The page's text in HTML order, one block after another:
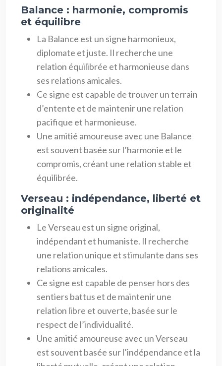
Balance : harmonie, compromis
et équilibre
La Balance est un signe harmonieux,
diplomate et juste. Il recherche une
relation équilibrée et harmonieuse dans
ses relations amicales.
Ce signe est capable de trouver un terrain
d’entente et de maintenir une relation
pacifique et harmonieuse.
Une amitié amoureuse avec une Balance
est souvent basée sur l’harmonie et le
compromis, créant une relation stable et
équilibrée.
Verseau : indépendance, liberté et
originalité
Le Verseau est un signe original,
indépendant et humaniste. Il recherche
une relation unique et stimulante dans ses
relations amicales.
Ce signe est capable de penser hors des
sentiers battus et de maintenir une
relation libre et ouverte, basée sur le
respect de l’individualité.
Une amitié amoureuse avec un Verseau
est souvent basée sur l’indépendance et la